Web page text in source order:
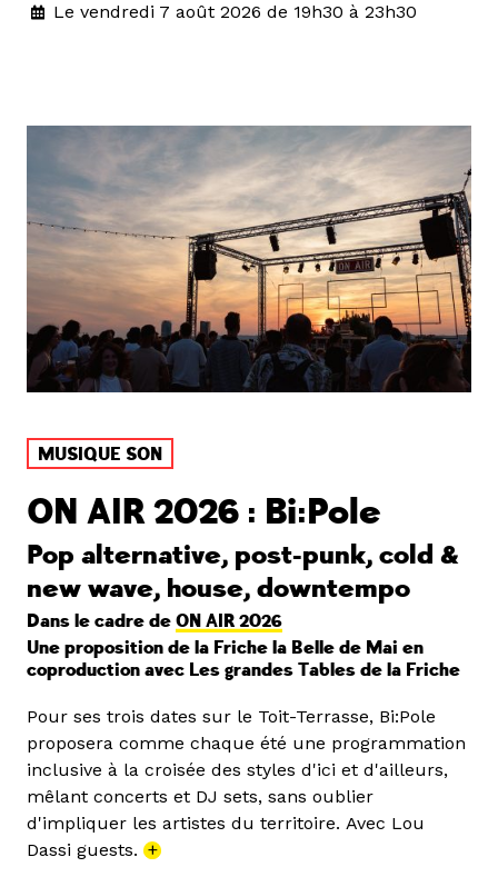
Le vendredi 7 août 2026 de 19h30 à 23h30
MUSIQUE SON
ON AIR 2026 : Bi:Pole
Pop alternative, post-punk, cold &
new wave, house, downtempo
Dans le cadre de ON AIR 2026
Une proposition de la Friche la Belle de Mai en
coproduction avec Les grandes Tables de la Friche
Pour ses trois dates sur le Toit-Terrasse, Bi:Pole
proposera comme chaque été une programmation
inclusive à la croisée des styles d'ici et d'ailleurs,
mêlant concerts et DJ sets, sans oublier
d'impliquer les artistes du territoire. Avec Lou
Dassi guests. +